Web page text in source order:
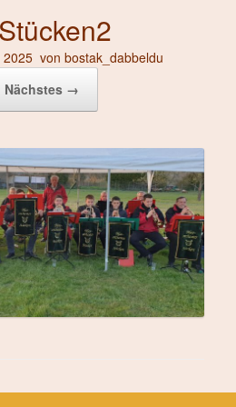
2025 von bostak_dabbeldu
Nächstes →